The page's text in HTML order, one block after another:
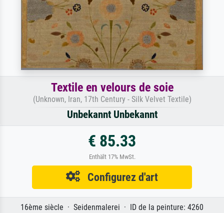
Textile en velours de soie
(Unknown, Iran, 17th Century - Silk Velvet Textile)
Unbekannt Unbekannt
€ 85.33
Enthält 17% MwSt.
Configurez d'art
16ème siècle · Seidenmalerei · ID de la peinture: 4260